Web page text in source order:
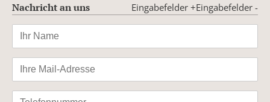
Nachricht an uns Eingabefelder -
Eingabefelder +